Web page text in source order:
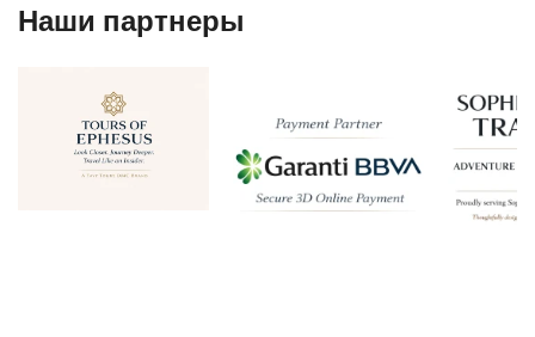
Наши партнеры